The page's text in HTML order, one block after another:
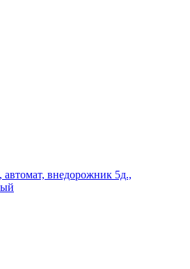
внедорожник 5д.,